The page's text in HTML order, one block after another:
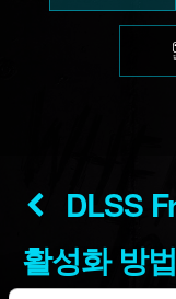
DLSS Frame Generation
활성화 방법